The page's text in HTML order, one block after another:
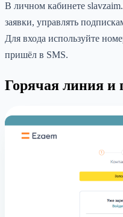
В личном кабинете
заявки, управлять
Для входа используйте
пришёл в SMS.
Горячая линия и